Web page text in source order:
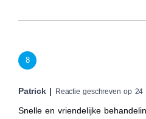
8
Patrick | Reactie geschreven op 24
Snelle en vriendelijke